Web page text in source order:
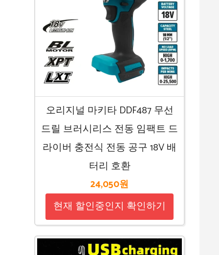
오리지널 마키타 DDF487 무선
드릴 브러시리스 전동 임팩트 드
라이버 충전식 전동 공구 18V 배
터리 호환
24,050원
현재 할인중인지 확인하기